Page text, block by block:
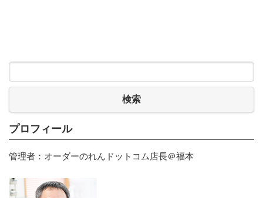
検索
プロフィール
管理者：オーダーのれんドットコム店長＠福本